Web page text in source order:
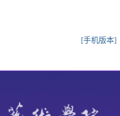
[手机版本]